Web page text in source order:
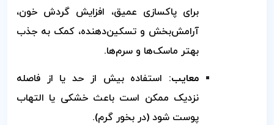
برای پاکسازی عمیق، افزایش گردش خون،
آرامش‌بخش و تسکین‌دهنده، کمک به جذب
بهتر ماسک‌ها و سرم‌ها.
معایب: استفاده بیش از حد یا از فاصله
نزدیک ممکن است باعث خشکی یا التهاب
پوست شود (در بخور گرم).